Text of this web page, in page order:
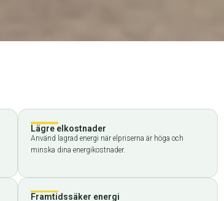
Lägre elkostnader
Använd lagrad energi när elpriserna är höga och
minska dina energikostnader.
Framtidssäker energi